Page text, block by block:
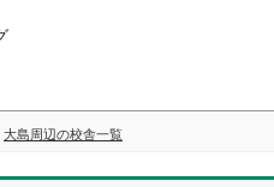
大島周辺の校舎一覧